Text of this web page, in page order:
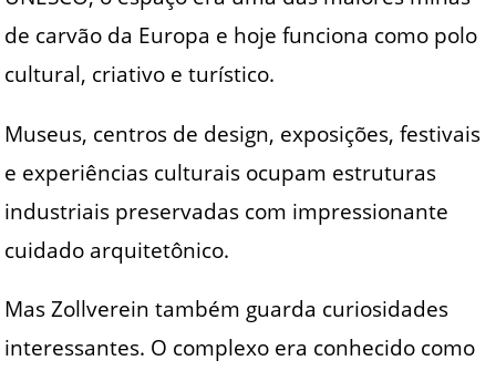
de carvão da Europa e hoje funciona como polo
cultural, criativo e turístico.
Museus, centros de design, exposições, festivais
e experiências culturais ocupam estruturas
industriais preservadas com impressionante
cuidado arquitetônico.
Mas Zollverein também guarda curiosidades
interessantes. O complexo era conhecido como